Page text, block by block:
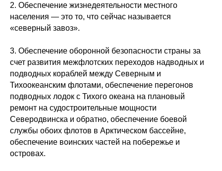
2. Обеспечение жизнедеятельности местного
населения — это то, что сейчас называется
«северный завоз».
3. Обеспечение оборонной безопасности страны за
счет развития межфлотских переходов надводных и
подводных кораблей между Северным и
Тихоокеанским флотами, обеспечение перегонов
подводных лодок с Тихого океана на плановый
ремонт на судостроительные мощности
Северодвинска и обратно, обеспечение боевой
службы обоих флотов в Арктическом бассейне,
обеспечение воинских частей на побережье и
островах.